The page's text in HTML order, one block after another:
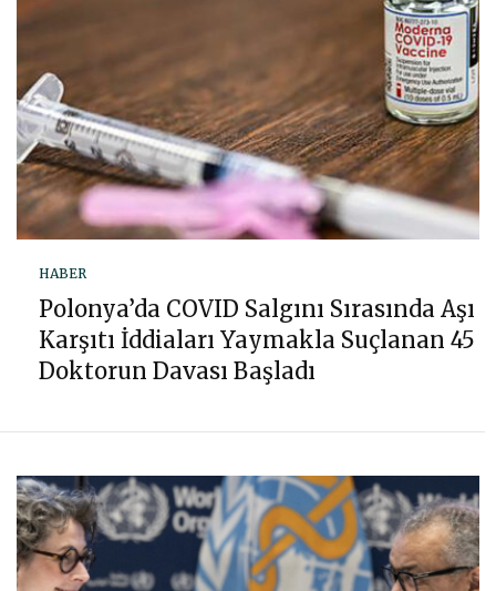
HABER
Polonya’da COVID Salgını Sırasında Aşı
Karşıtı İddiaları Yaymakla Suçlanan 45
Doktorun Davası Başladı